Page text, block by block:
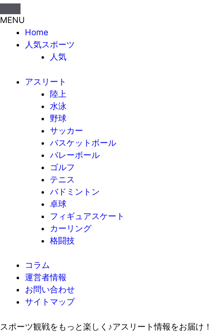
MENU
Home
人気スポーツ
人気
アスリート
陸上
水泳
野球
サッカー
バスケットボール
バレーボール
ゴルフ
テニス
バドミントン
卓球
フィギュアスケート
カーリング
格闘技
コラム
運営者情報
お問い合わせ
サイトマップ
スポーツ観戦をもっと楽しく♪アスリート情報をお届け！